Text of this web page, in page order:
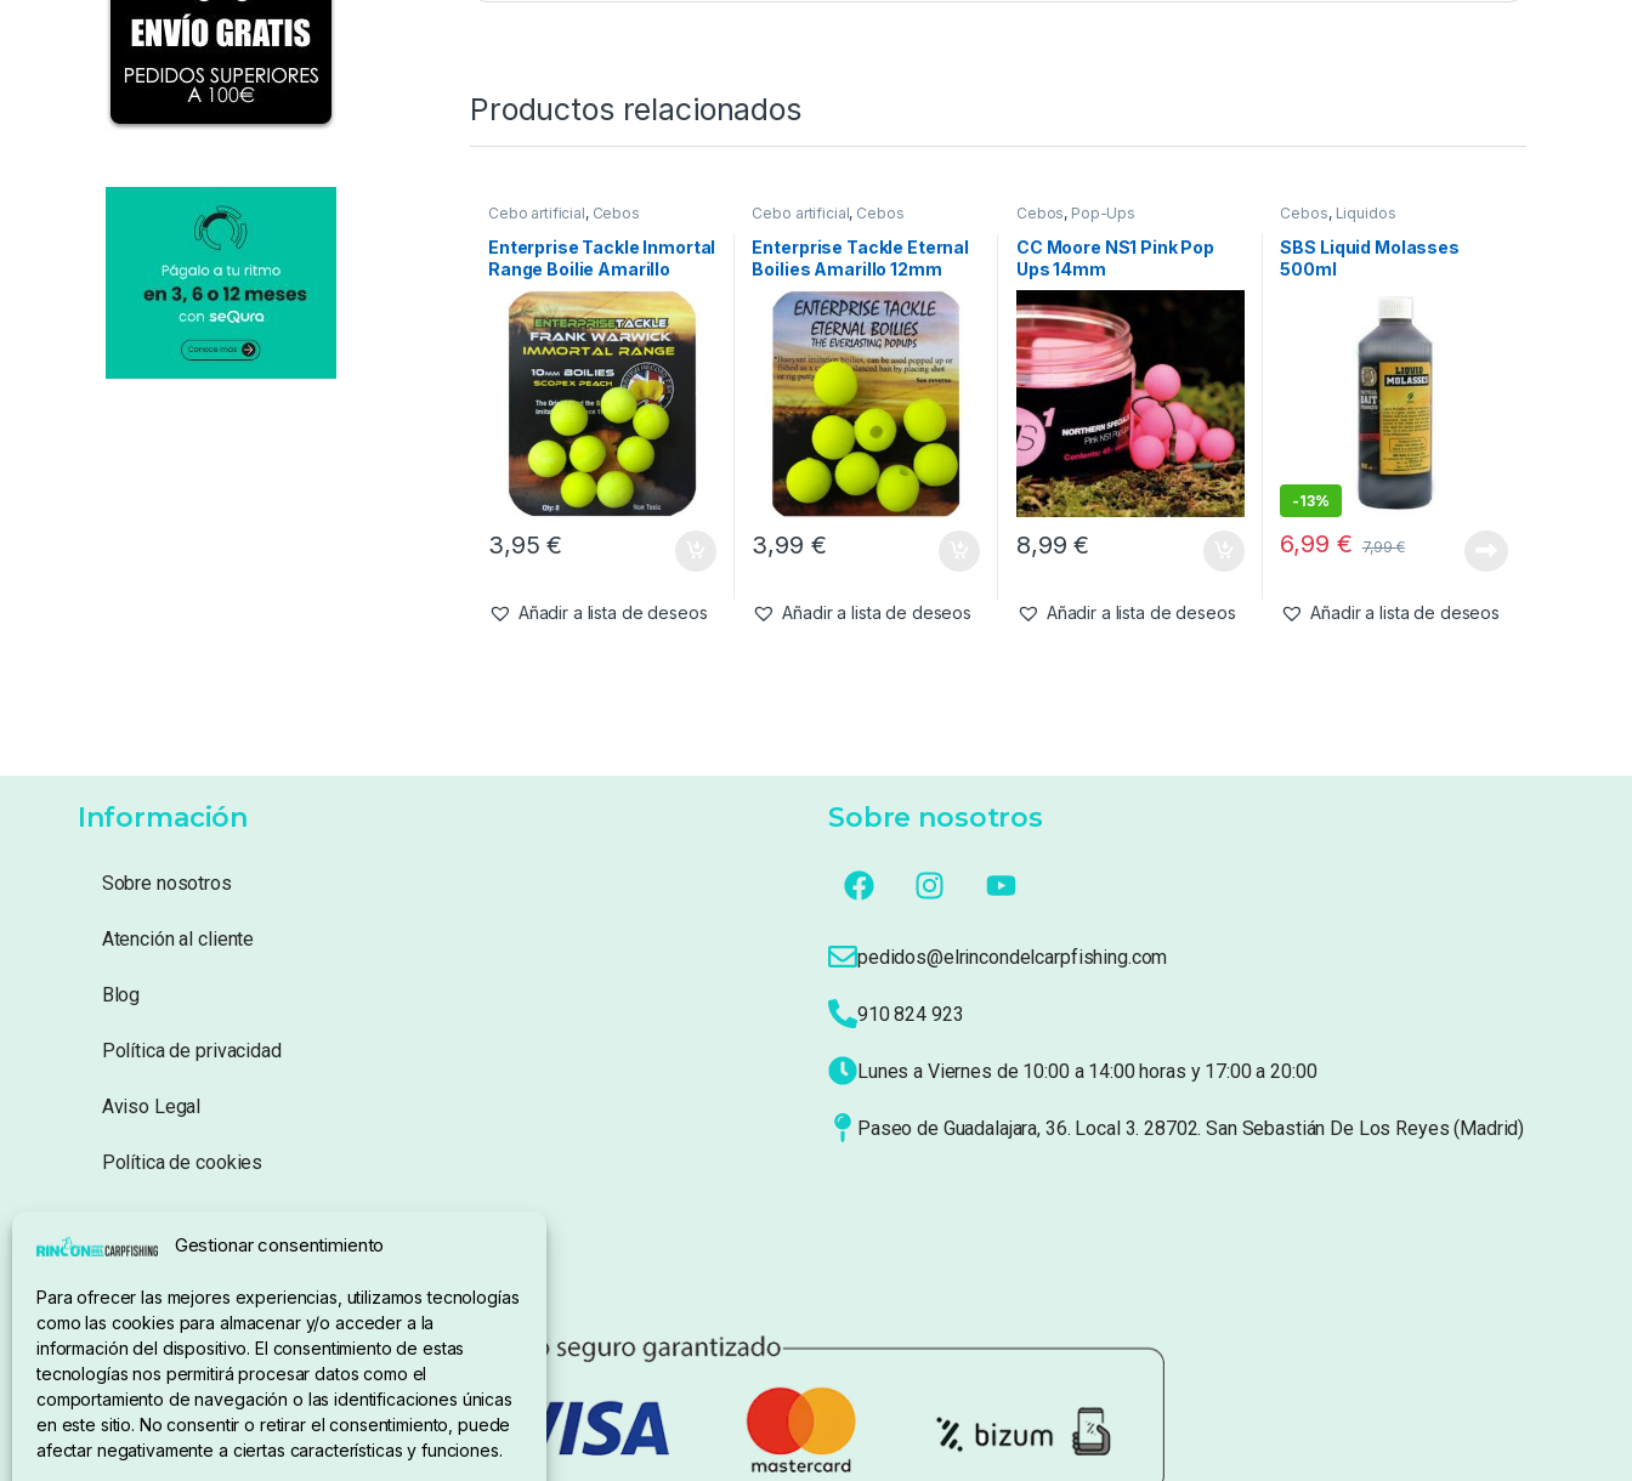
Gestionar consentimiento
Para ofrecer las mejores experiencias, utilizamos tecnologías
como las cookies para almacenar y/o acceder a la
información del dispositivo. El consentimiento de estas
tecnologías nos permitirá procesar datos como el
comportamiento de navegación o las identificaciones únicas
en este sitio. No consentir o retirar el consentimiento, puede
afectar negativamente a ciertas características y funciones.
Productos relacionados
Cebo artificial, Cebos
Enterprise Tackle Inmortal
Range Boilie Amarillo
Sabor Scopex Peach
10mm
3,95€
Añadir a lista de deseos
Cebo artificial, Cebos
Enterprise Tackle Eternal
Boilies Amarillo 12mm
3,99 €
Añadir a lista de deseos
Cebos, Pop-Ups
CC Moore NS1 Pink Pop
Ups 14mm
8,99€
Añadir a lista de deseos
Cebos, Liquidos
SBS Liquid Molasses
500ml
-13%
6,99 € 7,99€
Añadir a lista de deseos
Información
Sobre nosotros
Atención al cliente
Blog
Política de privacidad
Aviso Legal
Política de cookies
Condiciones de compra
Sobre nosotros
pedidos@elrincondelcarpfishing.com
910 824 923
Lunes a Viernes de 10:00 a 14:00 horas y 17:00 a 20:00
Paseo de Guadalajara, 36. Local 3. 28702. San Sebastián De Los Reyes (Madrid)